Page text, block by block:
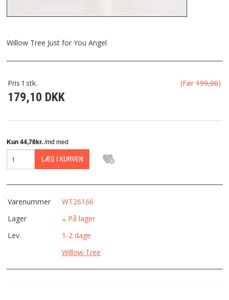
FRAGT
KONTAKT
FORTRYDELSESRET
Willow Tree Just for You Angel
Pris 1 stk. (Før199,00)
179,10 DKK
Varenummer
WT26166
Lager
På lager
Lev.
1-2 dage
Willow Tree